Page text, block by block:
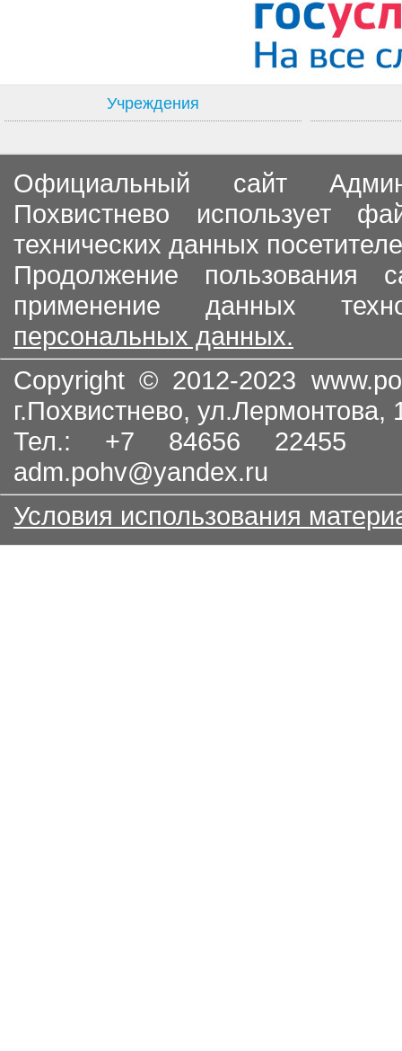
Учреждения
Официальный сайт
Похвистнево использует
технических данных
Продолжение пользования
применение данных
персональных данных.
Copyright © 2012-2023
г.Похвистнево, ул.Лермонтова,
Тел.: +7 84656
adm.pohv@yandex.ru
Условия использования